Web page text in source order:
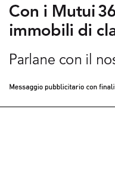
A CLAUT, UN MESE DI EVENTI TRA